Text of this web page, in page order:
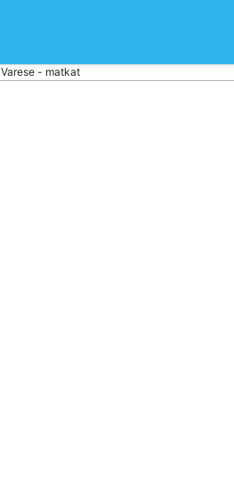
Varese - matkat